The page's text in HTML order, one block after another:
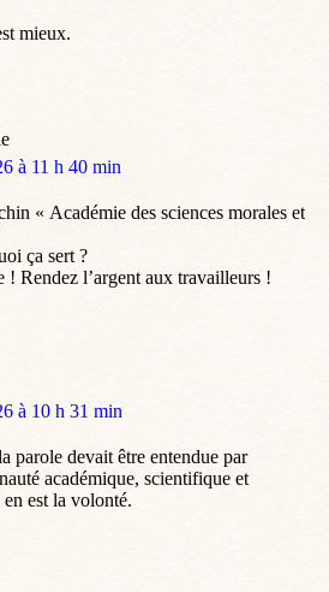
mieux.
à 11 h 40 min
« Académie des sciences morales et
ça sert ?
! Rendez l’argent aux travailleurs !
à 10 h 31 min
parole devait être entendue par
académique, scientifique et
est la volonté.